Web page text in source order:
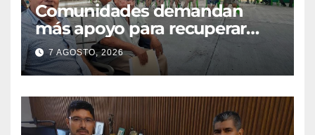
Comunidades demandan
más apoyo para recuperar
parcelas
7 AGOSTO, 2026